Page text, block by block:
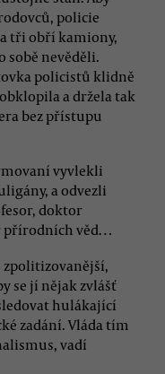
policie
tři obří kamiony,
sobě nevěděli.
policistů klidně
a držela tak
bez přístupu
vyvlekli
a odvezli
doktor
přírodních věd…
zpolitizovanější,
se jí nějak zvlášť
hulákající
zadání. Vláda tím
vadí